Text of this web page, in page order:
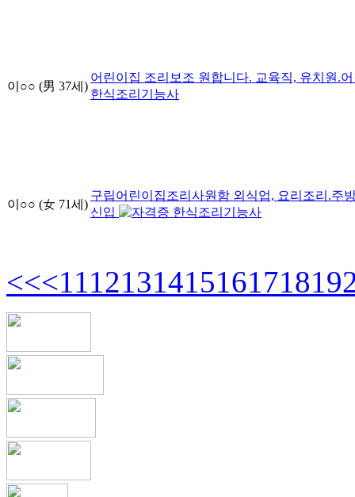
이○○ (男 37세)
어린이집 조리보조 원합니다. 교육직, 유치원.
한식조리기능사
이○○ (女 71세)
구립어린이집조리사원함 외식업, 요리조리.주
신입
한식조리기능사
<<<111213141516171819